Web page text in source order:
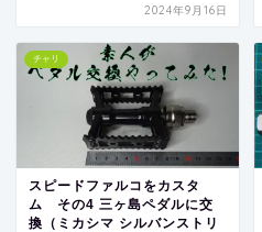
2024年9月16日
チャリ
スピードファルコをカスタ
ム その4 三ヶ島ペダルに交
換（ミカシマ シルバンストリ